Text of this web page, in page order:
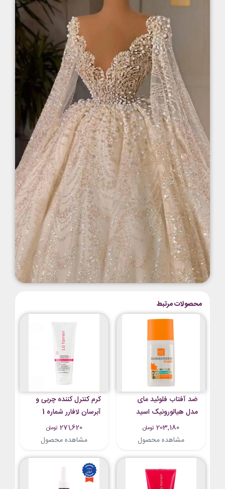
محصولات مرتبط
ضد آفتاب فلوئید مای
مدل هیالورونیک اسید
SPF50 حجم 50 میلی
203,180 تومان
مشاهده محصول
کرم کنترل کننده چربی و
آبرسان لافارر شماره 1
مناسب پوست چرب و
آکنه دار حجم 75 میلی
271,620 تومان
مشاهده محصول